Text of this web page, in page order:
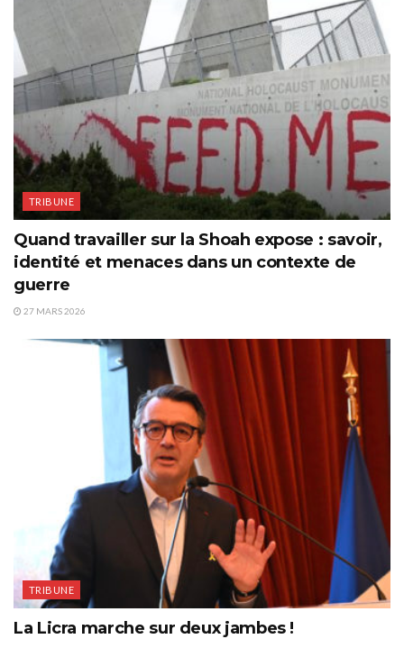
TRIBUNE
Quand travailler sur la Shoah expose : savoir,
identité et menaces dans un contexte de
guerre
27 MARS 2026
TRIBUNE
La Licra marche sur deux jambes !